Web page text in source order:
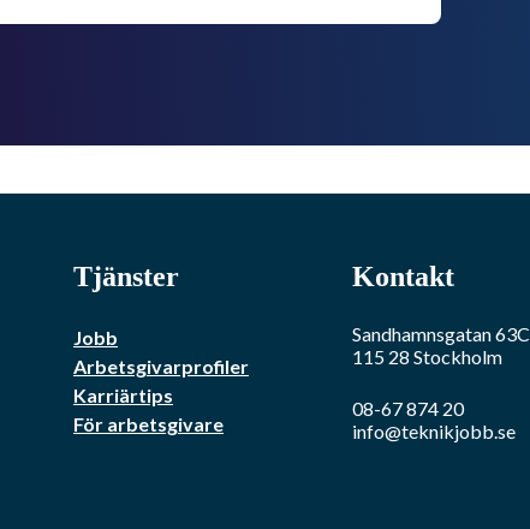
Tjänster
Jobb
Arbetsgivarprofiler
Karriärtips
För arbetsgivare
Kontakt
Sandhamnsgatan 63C
115 28 Stockholm
08-67 874 20
info@teknikjobb.se